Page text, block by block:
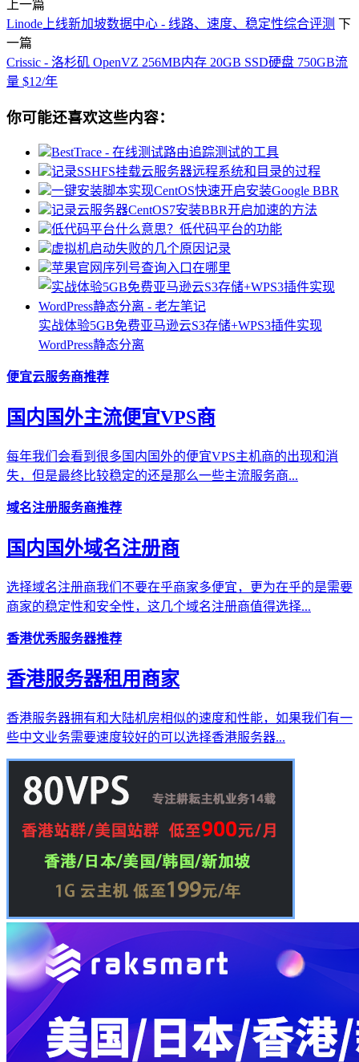
上一篇
Linode上线新加坡数据中心 - 线路、速度、稳定性综合评测 下
一篇
Crissic - 洛杉矶 OpenVZ 256MB内存 20GB SSD硬盘 750GB流
量 $12/年
你可能还喜欢这些内容：
BestTrace - 在线测试路由追踪测试的工具
记录SSHFS挂载云服务器远程系统和目录的过程
一键安装脚本实现CentOS快速开启安装Google BBR
记录云服务器CentOS7安装BBR开启加速的方法
低代码平台什么意思？低代码平台的功能
虚拟机启动失败的几个原因记录
苹果官网序列号查询入口在哪里
实战体验5GB免费亚马逊云S3存储+WPS3插件实现
WordPress静态分离
便宜云服务商推荐
国内国外主流便宜VPS商
每年我们会看到很多国内国外的便宜VPS主机商的出现和消
失，但是最终比较稳定的还是那么一些主流服务商...
域名注册服务商推荐
国内国外域名注册商
选择域名注册商我们不要在乎商家多便宜，更为在乎的是需要
商家的稳定性和安全性，这几个域名注册商值得选择...
香港优秀服务器推荐
香港服务器租用商家
香港服务器拥有和大陆机房相似的速度和性能，如果我们有一
些中文业务需要速度较好的可以选择香港服务器...